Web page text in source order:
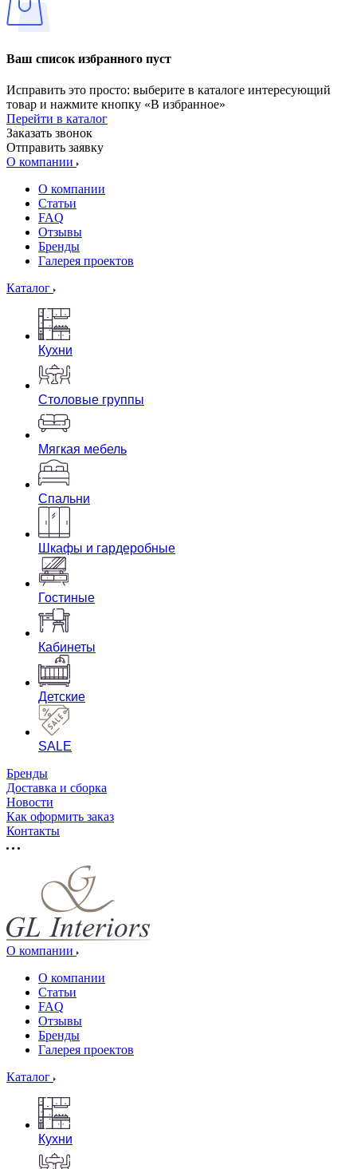
Ваш список избранного пуст
Исправить это просто: выберите в каталоге интересующий
товар и нажмите кнопку «В избранное»
Перейти в каталог
Заказать звонок
Отправить заявку
О компании
О компании
Статьи
FAQ
Отзывы
Бренды
Галерея проектов
Каталог
Кухни
Столовые группы
Мягкая мебель
Спальни
Шкафы и гардеробные
Гостиные
Кабинеты
Детские
SALE
Бренды
Доставка и сборка
Новости
Как оформить заказ
Контакты
О компании
О компании
Статьи
FAQ
Отзывы
Бренды
Галерея проектов
Каталог
Кухни